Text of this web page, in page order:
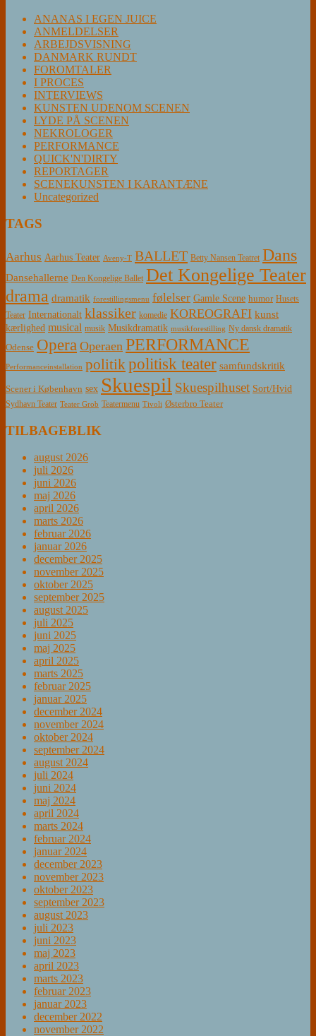
ANANAS I EGEN JUICE
ANMELDELSER
ARBEJDSVISNING
DANMARK RUNDT
FOROMTALER
I PROCES
INTERVIEWS
KUNSTEN UDENOM SCENEN
LYDE PÅ SCENEN
NEKROLOGER
PERFORMANCE
QUICK'N'DIRTY
REPORTAGER
SCENEKUNSTEN I KARANTÆNE
Uncategorized
TAGS
Aarhus Aarhus Teater Aveny-T BALLET Betty Nansen Teatret Dans
Dansehallerne Den Kongelige Ballet Det Kongelige Teater
drama dramatik forestillingsmenu følelser Gamle Scene humor Husets
Teater Internationalt klassiker komedie KOREOGRAFI kunst
kærlighed musical musik Musikdramatik musikforestilling Ny dansk dramatik
Odense Opera Operaen PERFORMANCE
Performanceinstallation politikpolitisk teater samfundskritik
Scener i København sex Skuespil Skuespilhuset Sort/Hvid
Sydhavn Teater Teater Grob Teatermenu Tivoli Østerbro Teater
TILBAGEBLIK
august 2026
juli 2026
juni 2026
maj 2026
april 2026
marts 2026
februar 2026
januar 2026
december 2025
november 2025
oktober 2025
september 2025
august 2025
juli 2025
juni 2025
maj 2025
april 2025
marts 2025
februar 2025
januar 2025
december 2024
november 2024
oktober 2024
september 2024
august 2024
juli 2024
juni 2024
maj 2024
april 2024
marts 2024
februar 2024
januar 2024
december 2023
november 2023
oktober 2023
september 2023
august 2023
juli 2023
juni 2023
maj 2023
april 2023
marts 2023
februar 2023
januar 2023
december 2022
november 2022